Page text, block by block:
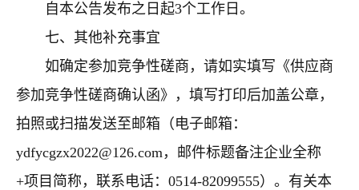
自本公告发布之日起3个工作日。
七、其他补充事宜
如确定参加竞争性磋商，请如实填写《供应商
参加竞争性磋商确认函》，填写打印后加盖公章，
拍照或扫描发送至邮箱（电子邮箱：
ydfycgzx2022@126.com，邮件标题备注企业全称
+项目简称，联系电话： 0514-82099555）。有关本